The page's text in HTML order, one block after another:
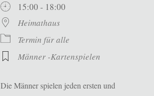
15:00 - 18:00
Heimathaus
Termin für alle
Männer -Kartenspielen
Die Männer spielen jeden ersten und